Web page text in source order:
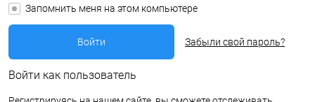
Запомнить меня на этом компьютере
Забыли свой пароль?
Войти как пользователь